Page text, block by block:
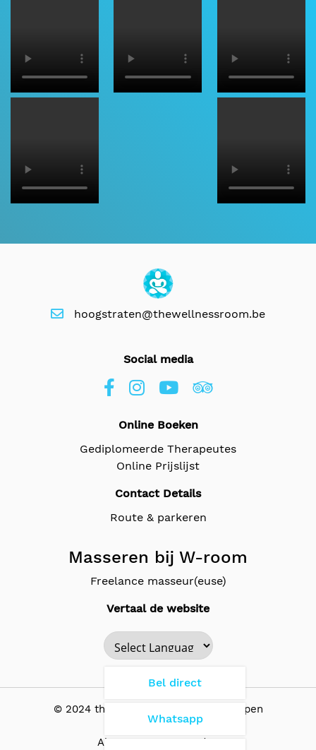
hoogstraten@thewellnessroom.be
Social media
Online Boeken
Gediplomeerde Therapeutes
Online Prijslijst
Contact Details
Route & parkeren
Masseren bij W-room
Freelance masseur(euse)
Vertaal de website
Powered by
© 2024 the Wellness Room - Antwerpen
Algemene Voorwaarden
Bel direct
Whatsapp